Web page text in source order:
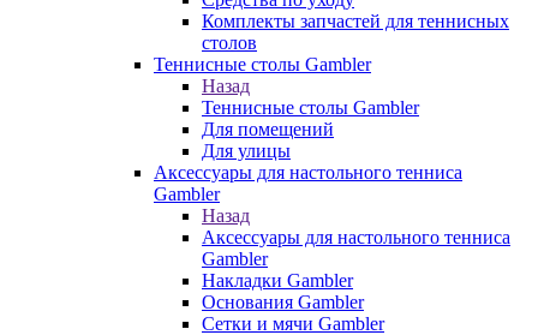
Комплекты запчастей для теннисных
столов
Теннисные столы Gambler
Назад
Теннисные столы Gambler
Для помещений
Для улицы
Аксессуары для настольного тенниса
Gambler
Назад
Аксессуары для настольного тенниса
Gambler
Накладки Gambler
Основания Gambler
Сетки и мячи Gambler